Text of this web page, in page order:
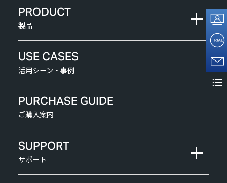
PRODUCT
製品
USE CASES
活用シーン・事例
PURCHASE GUIDE
ご購入案内
SUPPORT
サポート